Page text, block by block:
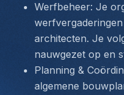
Werfbeheer: Je
architecten. Je
nauwgezet op en
Planning &
algemene